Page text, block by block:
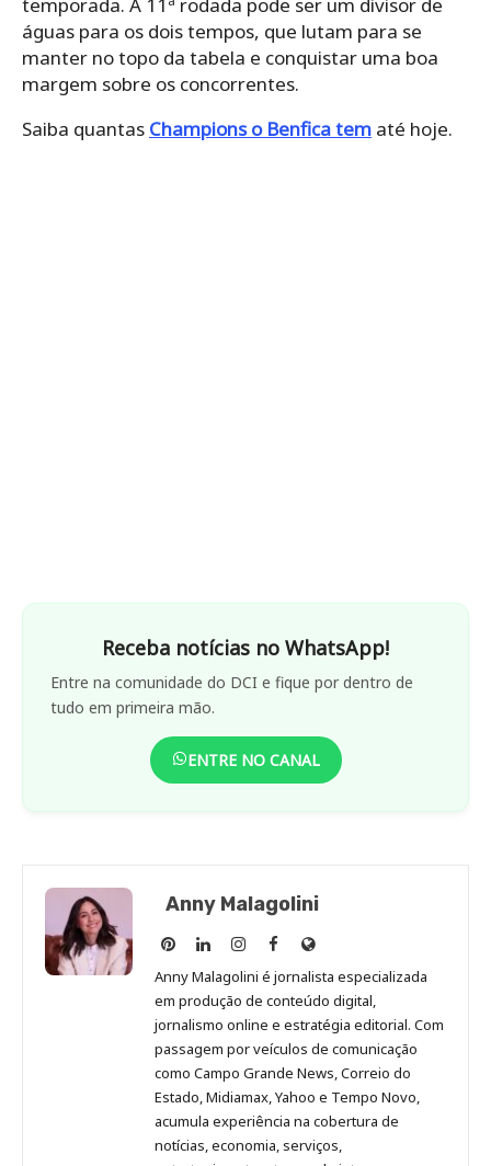
águas para os dois tempos, que lutam para se
manter no topo da tabela e conquistar uma boa
margem sobre os concorrentes.
Saiba quantas Champions o Benfica tem até hoje.
Receba notícias no WhatsApp!
Entre na comunidade do DCI e fique por dentro de
tudo em primeira mão.
ENTRE NO CANAL
Anny Malagolini
Anny
Malagolini
no
Pinterest
Anny
Malagolini
no
LinkedIn
Anny
Malagolini
no
Instagram
Anny
Malagolini
no
Facebook
Site
de
Anny
Malagolini
Anny Malagolini é jornalista especializada
em produção de conteúdo digital,
jornalismo online e estratégia editorial. Com
passagem por veículos de comunicação
como Campo Grande News, Correio do
Estado, Midiamax, Yahoo e Tempo Novo,
acumula experiência na cobertura de
notícias, economia, serviços,